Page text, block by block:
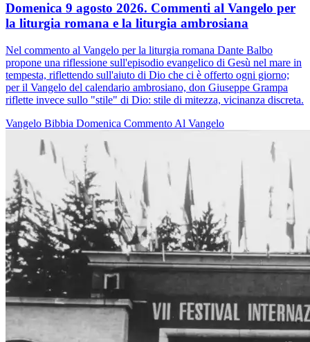
Domenica 9 agosto 2026. Commenti al Vangelo per
la liturgia romana e la liturgia ambrosiana
Nel commento al Vangelo per la liturgia romana Dante Balbo
propone una riflessione sull'episodio evangelico di Gesù nel mare in
tempesta, riflettendo sull'aiuto di Dio che ci è offerto ogni giorno;
per il Vangelo del calendario ambrosiano, don Giuseppe Grampa
riflette invece sullo "stile" di Dio: stile di mitezza, vicinanza discreta.
Vangelo Bibbia Domenica Commento Al Vangelo